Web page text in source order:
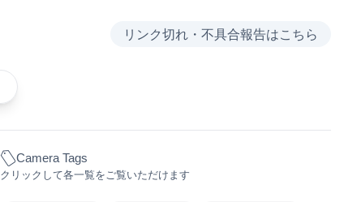
リンク切れ・不具合報告はこちら
Camera Tags
クリックして各一覧をご覧いただけます